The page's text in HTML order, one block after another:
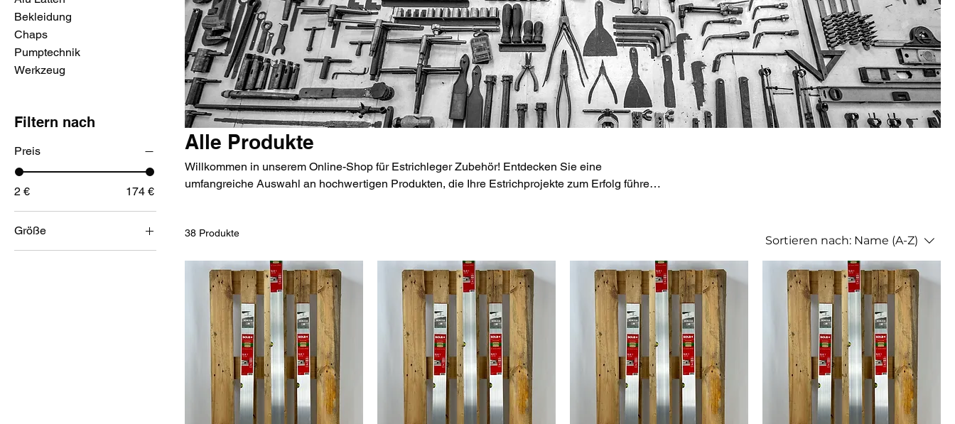
Bekleidung
Chaps
Pumptechnik
Werkzeug
Filtern nach
Preis
2 € 174 €
Größe
9
Alle Produkte
Willkommen in unserem Online-Shop für Estrichleger Zubehör! Entdecken Sie eine
umfangreiche Auswahl an hochwertigen Produkten, die Ihre Estrichprojekte zum Erfolg führen.
38 Produkte
Sortieren nach: Name (A-Z)